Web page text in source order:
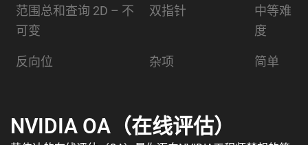
范围总和查询 2D – 不
可变
双指针
中等难
度
反向位 杂项 简单
NVIDIA OA（在线评估）